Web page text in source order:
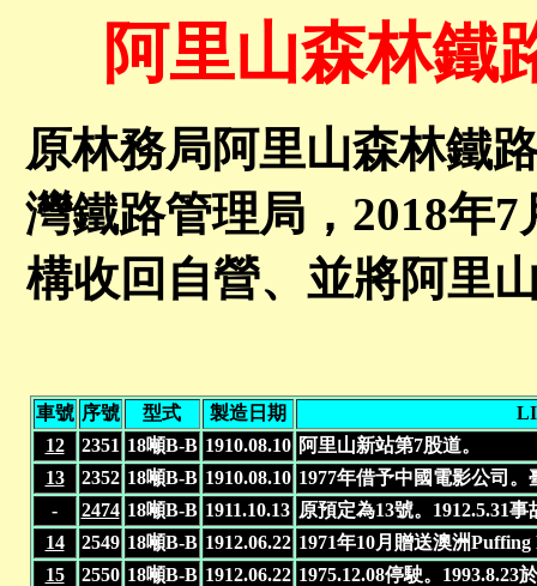
阿里山森林鐵
原林務局阿里山森林鐵
灣鐵路管理局，2018年
構收回自營、並將阿里
車號 序號 型式 製造日期
12
2351 18噸B-B 1910.08.10 阿里山新站第7股道。
13
2352 18噸B-B 1910.08.10 1977年借予中國電影公司
-
2474 18噸B-B 1911.10.13 原預定為13號。1912.5.31事
14
2549 18噸B-B 1912.06.22 1971年10月贈送澳洲
15
2550 18噸B-B 1912.06.22 1975.12.08停駛。